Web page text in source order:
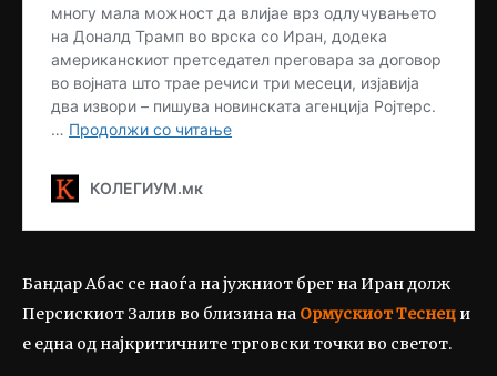
Бандар Абас се наоѓа на јужниот брег на Иран долж
Персискиот Залив во близина на Ормускиот Теснец и
е една од најкритичните трговски точки во светот.